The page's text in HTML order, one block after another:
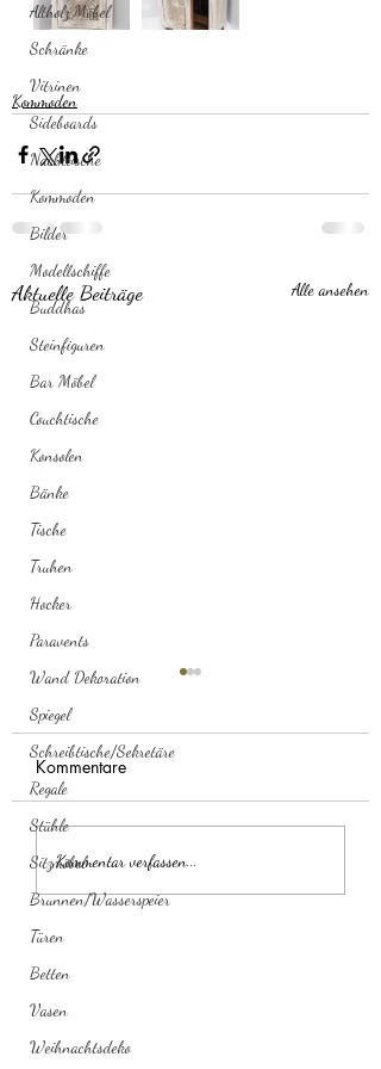
Altholz Möbel
Schränke
Vitrinen
Sideboards
Nachttische
Kommoden
Bilder
Modellschiffe
Buddhas
Steinfiguren
Bar Möbel
Couchtische
Konsolen
Bänke
Tische
Truhen
Hocker
Paravents
Wand Dekoration
Spiegel
Schreibtische/Sekretäre
Regale
Stühle
Sitzmöbel
Brunnen/Wasserspeier
Türen
Betten
Vasen
Weihnachtsdeko
Kommoden
Aktuelle Beiträge Alle ansehen
Kommode Schmetterling
Kommentare
Kommentar verfassen...